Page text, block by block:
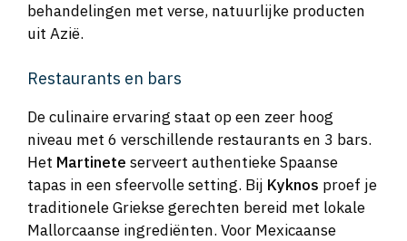
behandelingen met verse, natuurlijke producten
uit Azië.
Restaurants en bars
De culinaire ervaring staat op een zeer hoog
niveau met 6 verschillende restaurants en 3 bars.
Het Martinete serveert authentieke Spaanse
tapas in een sfeervolle setting. Bij Kyknos proef je
traditionele Griekse gerechten bereid met lokale
Mallorcaanse ingrediënten. Voor Mexicaanse